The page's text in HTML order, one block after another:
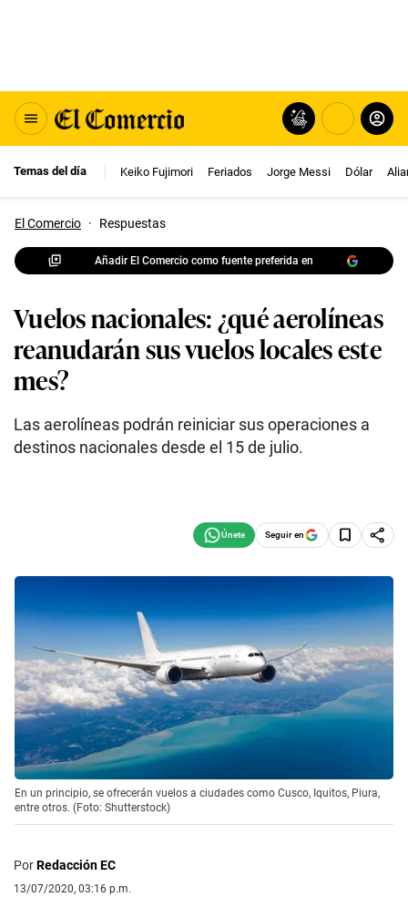
Temas del día Keiko Fujimori Feriados Jorge Messi Dólar
El Comercio · Respuestas
Añadir El Comercio como fuente preferida en
Vuelos nacionales: ¿qué aerolíneas
reanudarán sus vuelos locales este
mes?
Las aerolíneas podrán reiniciar sus operaciones a
destinos nacionales desde el 15 de julio.
Seguir en
En un principio, se ofrecerán vuelos a ciudades como Cusco, Iquitos, Piura,
entre otros. (Foto: Shutterstock)
PorRedacción EC
13/07/2020, 03:16 p.m.